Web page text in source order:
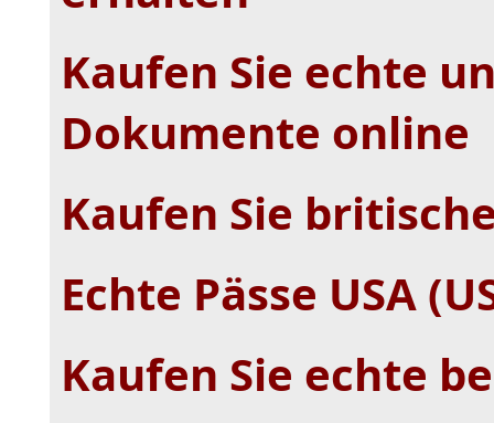
Kaufen Sie echte
Dokumente online
Kaufen Sie
Echte Pässe USA
Kaufen Sie echte